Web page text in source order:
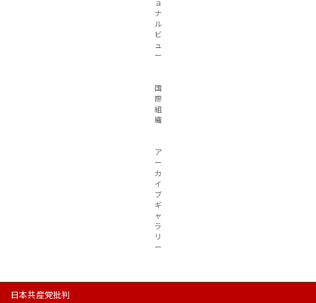
ョ
ナ
ル
ビ
ュ
ー
国
際
組
織
ア
ー
カ
イ
ブ
ギ
ャ
ラ
リ
ー
日本共産党批判